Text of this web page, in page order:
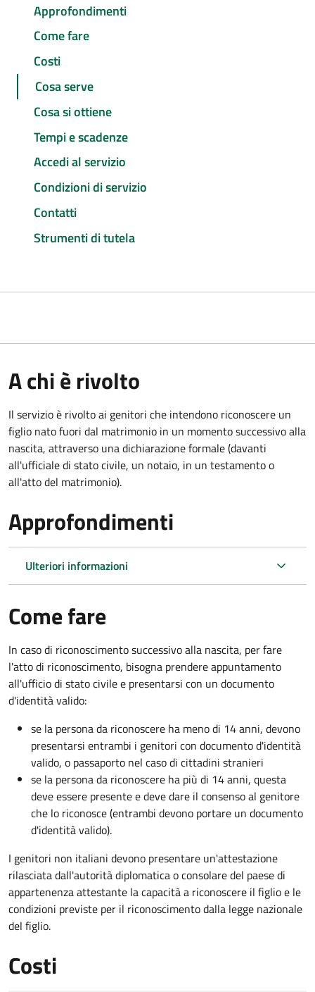
Approfondimenti
Come fare
Costi
Cosa serve
Cosa si ottiene
Tempi e scadenze
Accedi al servizio
Condizioni di servizio
Contatti
Strumenti di tutela
A chi è rivolto
Il servizio è rivolto ai genitori che intendono riconoscere un
figlio nato fuori dal matrimonio in un momento successivo alla
nascita, attraverso una dichiarazione formale (davanti
all'ufficiale di stato civile, un notaio, in un testamento o
all'atto del matrimonio).
Approfondimenti
Ulteriori informazioni
Come fare
In caso di riconoscimento successivo alla nascita, per fare
l'atto di riconoscimento, bisogna prendere appuntamento
all'ufficio di stato civile e presentarsi con un documento
d'identità valido:
se la persona da riconoscere ha meno di 14 anni, devono
presentarsi entrambi i genitori con documento d'identità
valido, o passaporto nel caso di cittadini stranieri
se la persona da riconoscere ha più di 14 anni, questa
deve essere presente e deve dare il consenso al genitore
che lo riconosce (entrambi devono portare un documento
d'identità valido).
I genitori non italiani devono presentare un'attestazione
rilasciata dall'autorità diplomatica o consolare del paese di
appartenenza attestante la capacità a riconoscere il figlio e le
condizioni previste per il riconoscimento dalla legge nazionale
del figlio.
Costi